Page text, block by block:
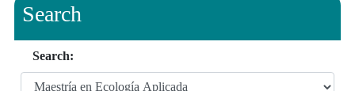
Search
Search: